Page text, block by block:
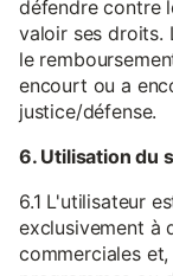
défendre contre
valoir ses droits.
le
encourt ou a
justice/défense.
6. Utilisation du
6.1 L'utilisateur
exclusivement à
commerciales